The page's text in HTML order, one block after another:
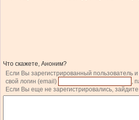
Что скажете, Аноним?
Если Вы зарегистрированный пользователь
свой логин (email)
,
Если Вы еще не зарегистрировались,